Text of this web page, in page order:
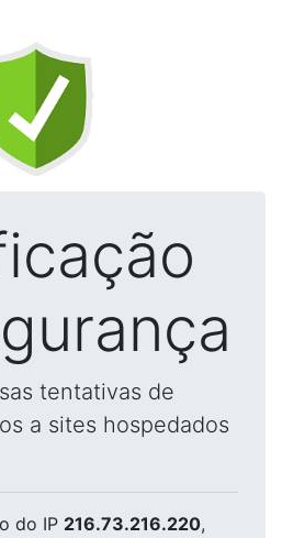
tentativas de
a sites hospedados
do IP 216.73.216.220,